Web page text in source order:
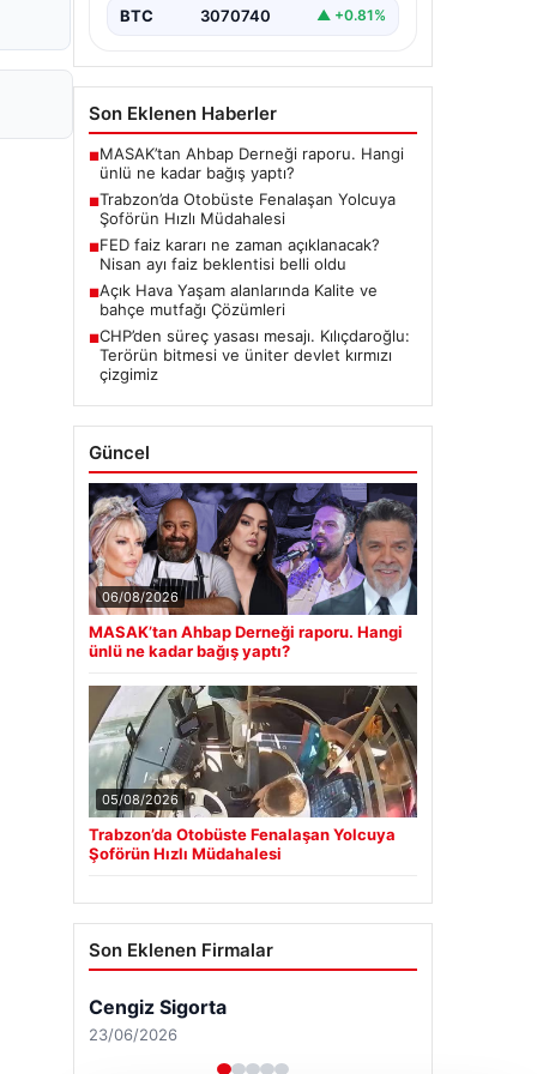
BTC 3070740 ▲ +0.81%
Son Eklenen Haberler
■MASAK’tan Ahbap Derneği raporu. Hangi
ünlü ne kadar bağış yaptı?
■Trabzon’da Otobüste Fenalaşan Yolcuya
Şoförün Hızlı Müdahalesi
■FED faiz kararı ne zaman açıklanacak?
Nisan ayı faiz beklentisi belli oldu
■Açık Hava Yaşam alanlarında Kalite ve
bahçe mutfağı Çözümleri
■CHP’den süreç yasası mesajı. Kılıçdaroğlu:
Terörün bitmesi ve üniter devlet kırmızı
çizgimiz
Güncel
06/08/2026
MASAK’tan Ahbap Derneği raporu. Hangi
ünlü ne kadar bağış yaptı?
05/08/2026
Trabzon’da Otobüste Fenalaşan Yolcuya
Şoförün Hızlı Müdahalesi
Son Eklenen Firmalar
Cengiz Sigorta
23/06/2026